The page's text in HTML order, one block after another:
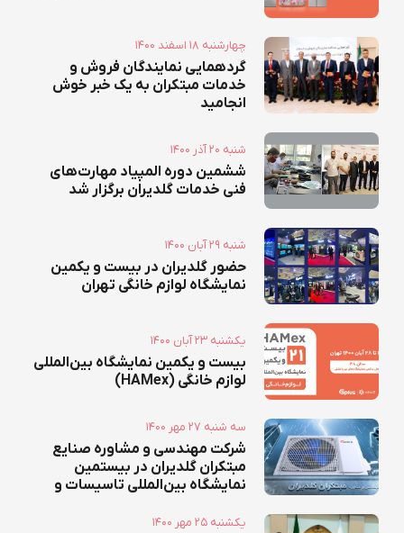
۱۴۰۰ چهارشنبه ۱۸ اسفند
گردهمایی نمایندگان فروش و
خدمات مبتکران به یک خبر خوش
انجامید
۱۴۰۰ شنبه ۲۰ آذر
ششمین دوره المپیاد مهارت‌های
فنی خدمات گلدیران برگزار شد
۱۴۰۰ شنبه ۲۹ آبان
حضور گلدیران در بیست و یکمین
نمایشگاه لوازم خانگی تهران
۱۴۰۰ يکشنبه ۲۳ آبان
بیست و یکمین نمایشگاه بین‌المللی
لوازم خانگی (HAMex)
۱۴۰۰ سه شنبه ۲۷ مهر
شرکت مهندسی و مشاوره صنایع
مبتکران گلدیران در بیستمین
نمایشگاه‌ بین‌المللی تاسیسات و
۱۴۰۰ يکشنبه ۲۵ مهر